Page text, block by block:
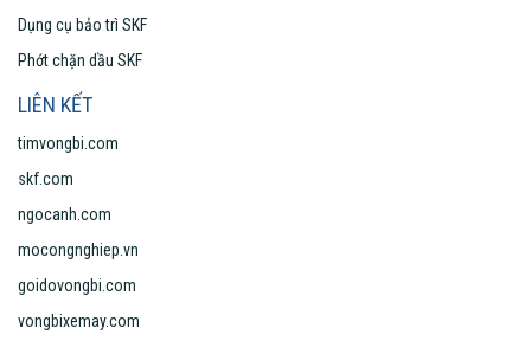
Dụng cụ bảo trì SKF
Phớt chặn dầu SKF
LIÊN KẾT
timvongbi.com
skf.com
ngocanh.com
mocongnghiep.vn
goidovongbi.com
vongbixemay.com